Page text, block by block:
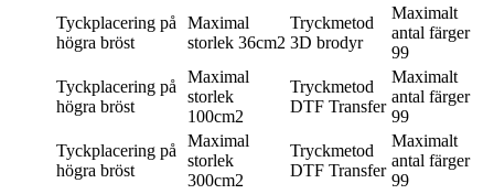
Tyckplacering på
högra bröst
Maximal
storlek 36cm2
Tryckmetod
3D brodyr
Maximalt
antal färger
99
Tyckplacering på
högra bröst
Maximal
storlek
100cm2
Tryckmetod
DTF Transfer
Maximalt
antal färger
99
Tyckplacering på
högra bröst
Maximal
storlek
300cm2
Tryckmetod
DTF Transfer
Maximalt
antal färger
99